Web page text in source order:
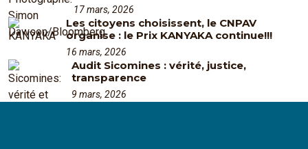
17 mars, 2026
Les citoyens choisissent, le CNPAV
organise : le Prix KANYAKA continue!!!
16 mars, 2026
Audit Sicomines : vérité, justice,
transparence
9 mars, 2026